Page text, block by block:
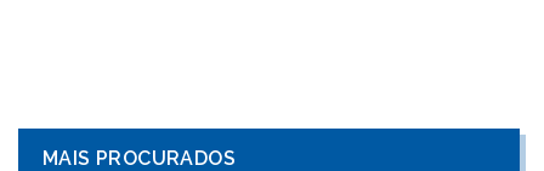
MAIS PROCURADOS